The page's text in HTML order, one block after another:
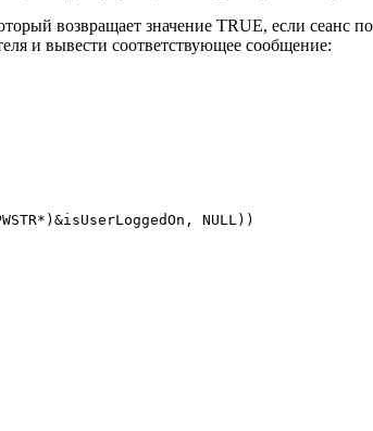
возвращает значение TRUE, если сеанс
и вывести соответствующее сообщение:
NULL))